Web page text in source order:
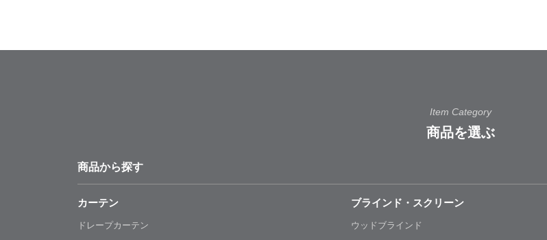
Item Category
商品を選ぶ
商品から探す
カーテン
ドレープカーテン
ブラインド・スクリーン
ウッドブラインド